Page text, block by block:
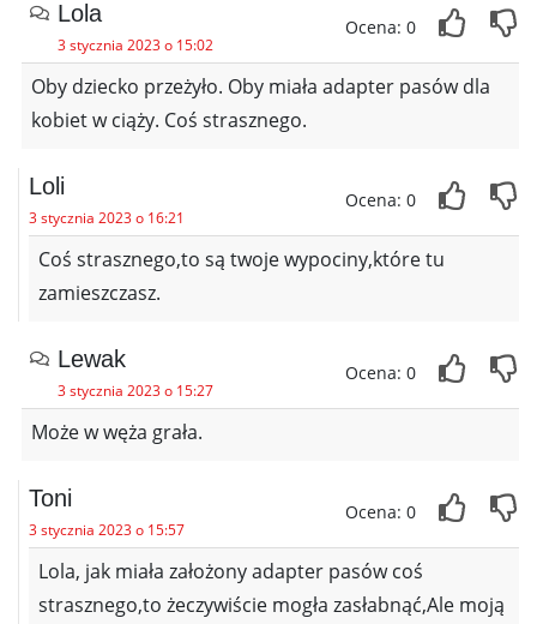
Lola
3 stycznia 2023 o 15:02
Ocena: 0
Oby dziecko przeżyło. Oby miała adapter pasów dla
kobiet w ciąży. Coś strasznego.
Loli
3 stycznia 2023 o 16:21
Ocena: 0
Coś strasznego,to są twoje wypociny,które tu
zamieszczasz.
Lewak
3 stycznia 2023 o 15:27
Ocena: 0
Może w węża grała.
Toni
3 stycznia 2023 o 15:57
Ocena: 0
Lola, jak miała założony adapter pasów coś
strasznego,to żeczywiście mogła zasłabnąć,Ale moją